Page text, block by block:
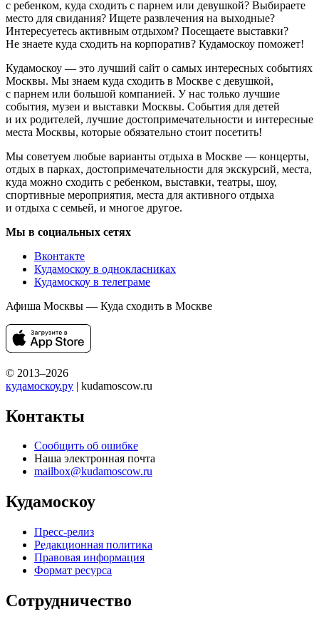
с ребенком, куда сходить с парнем или девушкой? Выбираете
место для свидания? Ищете развлечения на выходные?
Интересуетесь активным отдыхом? Посещаете выставки?
Не знаете куда сходить на корпоратив? Кудамоскоу поможет!
Кудамоскоу — это лучший сайт о самых интересных событиях
Москвы. Мы знаем куда сходить в Москве с девушкой,
с парнем или большой компанией. У нас только лучшие
события, музеи и выставки Москвы. События для детей
и их родителей, лучшие достопримечательности и интересные
места Москвы, которые обязательно стоит посетить!
Мы советуем любые варианты отдыха в Москве — концерты,
отдых в парках, достопримечательности для экскурсий, места,
куда можно сходить с ребенком, выставки, театры, шоу,
спортивные мероприятия, места для активного отдыха
и отдыха с семьей, и многое другое.
Мы в социальных сетях
Вконтакте
Кудамоскоу в однокласниках
Кудамоскоу в телеграме
Афиша Москвы — Куда сходить в Москве
© 2013–2026
кудамоскоу.ру | kudamoscow.ru
Контакты
Сообщить об ошибке
Наша электронная почта
mailbox@kudamoscow.ru
Кудамоскоу
Пресс-релиз
Редакционная политика
Правовая информация
Формат ресурса
Сотрудничество